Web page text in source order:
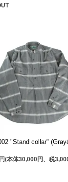
"Stand collar"
(本体30,000円、税